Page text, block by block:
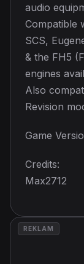
audio
Compatible
SCS,
& the FH5
engines
Also
Revision
Game
Credits:
Max2712
REKLAM